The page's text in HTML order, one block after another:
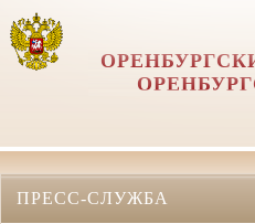
ПРЕСС-СЛУЖБА